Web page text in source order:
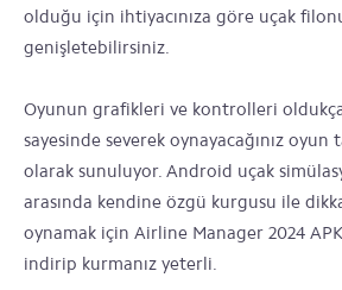
olduğu için ihtiyacınıza göre uçak
genişletebilirsiniz.
Oyunun grafikleri ve kontrolleri
sayesinde severek oynayacağınız
olarak sunuluyor. Android uçak
arasında kendine özgü kurgusu ile
oynamak için Airline Manager 2024 APK
indirip kurmanız yeterli.